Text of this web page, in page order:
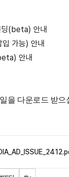
딩(beta) 안내
가능) 안내
안내
을 다운로드 받으